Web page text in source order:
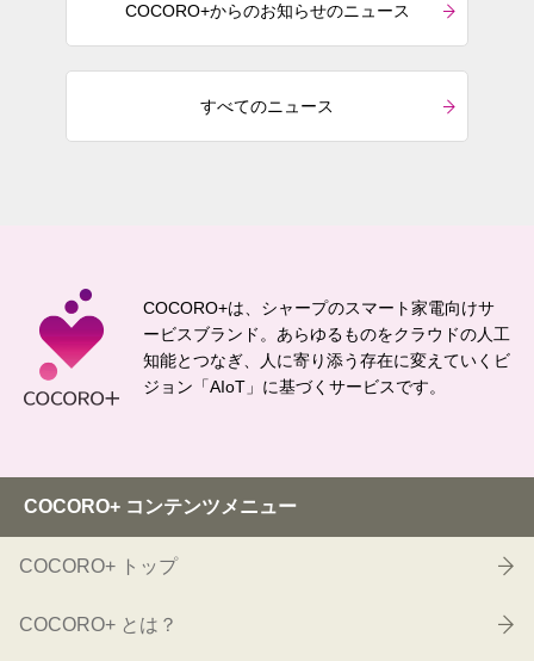
COCORO+からのお知らせのニュース
すべてのニュース
COCORO+は、シャープのスマート家電向けサ
ービスブランド。 あらゆるものをクラウドの人工
知能とつなぎ、
人に寄り添う存在に変えていくビ
ジョン「AIoT」に基づくサービスです。
COCORO+ コンテンツメニュー
COCORO+ トップ
COCORO+ とは？